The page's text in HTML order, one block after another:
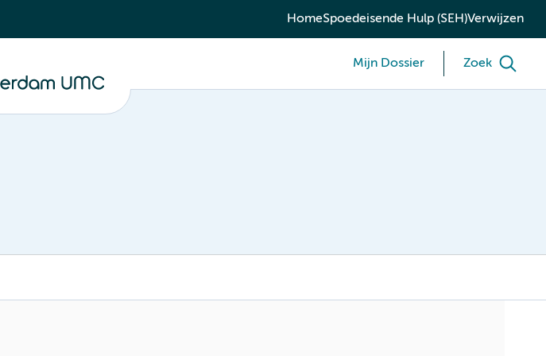
HomeSpoedeisende Hulp (SEH)Verwijzen
Mijn Dossier Zoek